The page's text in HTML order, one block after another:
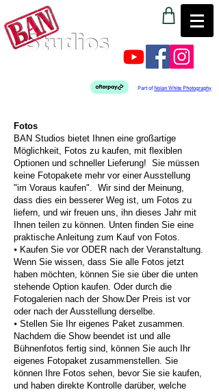
Part ofNolan White Photography
Fotos
BAN Studios bietet Ihnen eine großartige
Möglichkeit, Fotos zu kaufen, mit flexiblen
Optionen und schneller Lieferung! Sie müssen
keine Fotopakete mehr vor einer Ausstellung
"im Voraus kaufen". Wir sind der Meinung,
dass dies ein besserer Weg ist, um Fotos zu
liefern, und wir freuen uns, ihn dieses Jahr mit
Ihnen teilen zu können. Unten finden Sie eine
praktische Anleitung zum Kauf von Fotos.
⦁ Kaufen Sie vor ODER nach der Veranstaltung.
Wenn Sie wissen, dass Sie alle Fotos jetzt
haben möchten, können Sie sie über die unten
stehende Option kaufen. Oder durch die
Fotogalerien nach der Show.Der Preis ist vor
oder nach der Ausstellung derselbe.
⦁ Stellen Sie Ihr eigenes Paket zusammen.
Nachdem die Show beendet ist und alle
Bühnenfotos fertig sind, können Sie auch Ihr
eigenes Fotopaket zusammenstellen. Sie
können Ihre Fotos sehen, bevor Sie sie kaufen,
und haben direkte Kontrolle darüber, welche